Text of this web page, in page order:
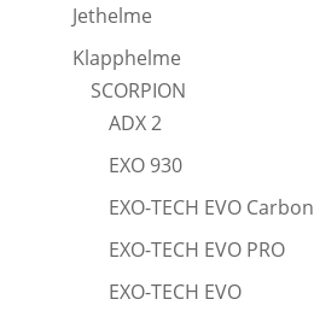
Jethelme
Klapphelme
SCORPION
ADX 2
EXO 930
EXO-TECH EVO Carbon
EXO-TECH EVO PRO
EXO-TECH EVO